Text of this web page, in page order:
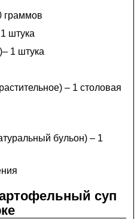
граммов
штука
1 штука
– 1 столовая
бульон) – 1
суп